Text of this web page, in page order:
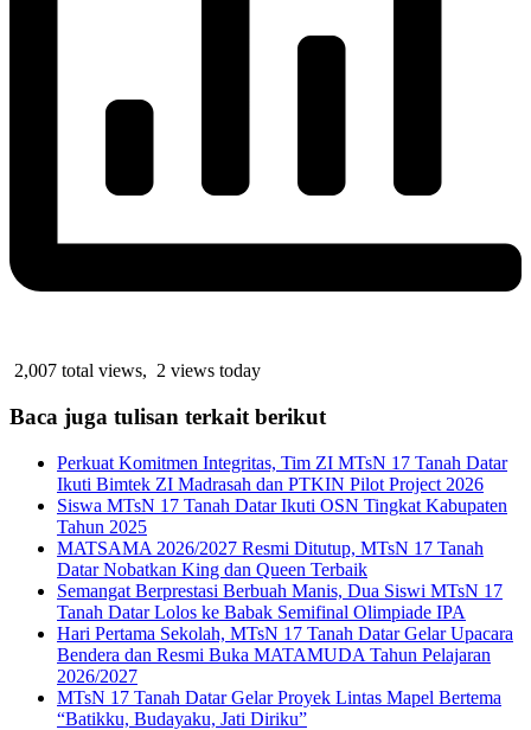
2,007 total views, 2 views today
Baca juga tulisan terkait berikut
Perkuat Komitmen Integritas, Tim ZI MTsN 17 Tanah Datar
Ikuti Bimtek ZI Madrasah dan PTKIN Pilot Project 2026
Siswa MTsN 17 Tanah Datar Ikuti OSN Tingkat Kabupaten
Tahun 2025
MATSAMA 2026/2027 Resmi Ditutup, MTsN 17 Tanah
Datar Nobatkan King dan Queen Terbaik
Semangat Berprestasi Berbuah Manis, Dua Siswi MTsN 17
Tanah Datar Lolos ke Babak Semifinal Olimpiade IPA
Hari Pertama Sekolah, MTsN 17 Tanah Datar Gelar Upacara
Bendera dan Resmi Buka MATAMUDA Tahun Pelajaran
2026/2027
MTsN 17 Tanah Datar Gelar Proyek Lintas Mapel Bertema
“Batikku, Budayaku, Jati Diriku”